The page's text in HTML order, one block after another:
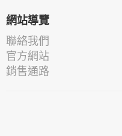
網站導覽
聯絡我們
官方網站
銷售通路